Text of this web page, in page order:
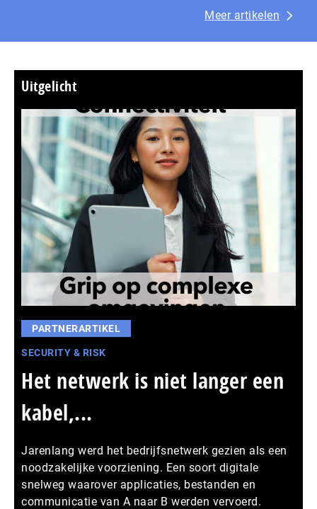
Meer artikelen
Uitgelicht
PARTNERARTIKEL
SECURITY & RISK
Het netwerk is niet langer een
kabel,...
Jarenlang werd het bedrijfsnetwerk gezien als een
noodzakelijke voorziening. Een soort digitale
snelweg waarover applicaties, bestanden en
communicatie van A naar B werden vervoerd.